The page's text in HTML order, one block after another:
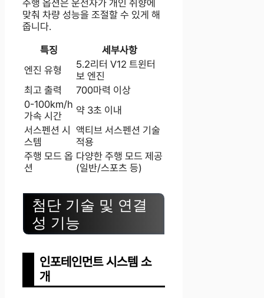
주행 옵션은 운전자가 개인 취향에
맞춰 차량 성능을 조절할 수 있게 해
줍니다.
특징
세부사항
엔진 유형
5.2리터 V12 트윈터
보 엔진
최고 출력
700마력 이상
0-100km/h
가속 시간
약 3초 이내
서스펜션 시
스템
액티브 서스펜션 기술
적용
주행 모드 옵
션
다양한 주행 모드 제공
(일반/스포츠 등)
첨단 기술 및 연결
성 기능
인포테인먼트 시스템 소
개